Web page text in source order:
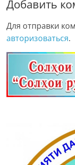
Добавить
Для отправки
авторизоваться.